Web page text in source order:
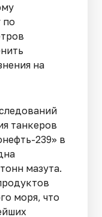
по
на
танкеров
239» в
мазута.
моря, что